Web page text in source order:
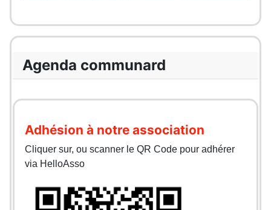
Agenda communard
Adhésion à notre association
Cliquer sur, ou scanner le QR Code pour adhérer
via HelloAsso